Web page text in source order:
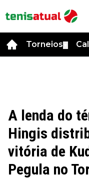
Torneios
A lenda do
Hingis
vitória de
Pegula no